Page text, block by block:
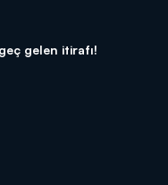
gelen itirafı!